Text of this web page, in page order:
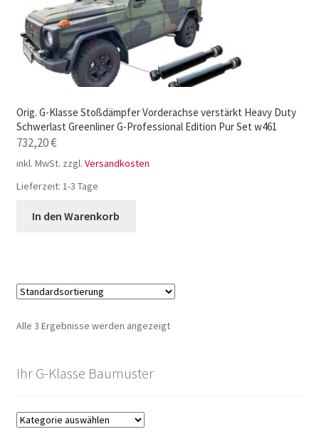
Orig. G-Klasse Stoßdämpfer Vorderachse verstärkt Heavy Duty
Schwerlast Greenliner G-Professional Edition Pur Set w461
732,20€
inkl. MwSt. zzgl. Versandkosten
Lieferzeit: 1-3 Tage
In den Warenkorb
Alle 3 Ergebnisse werden angezeigt
Ihr G-Klasse Baumuster